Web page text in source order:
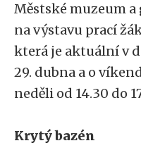
Městské muzeum a
na výstavu prací
která je aktuální v
29. dubna a o
neděli od 14.30 do
Krytý bazén